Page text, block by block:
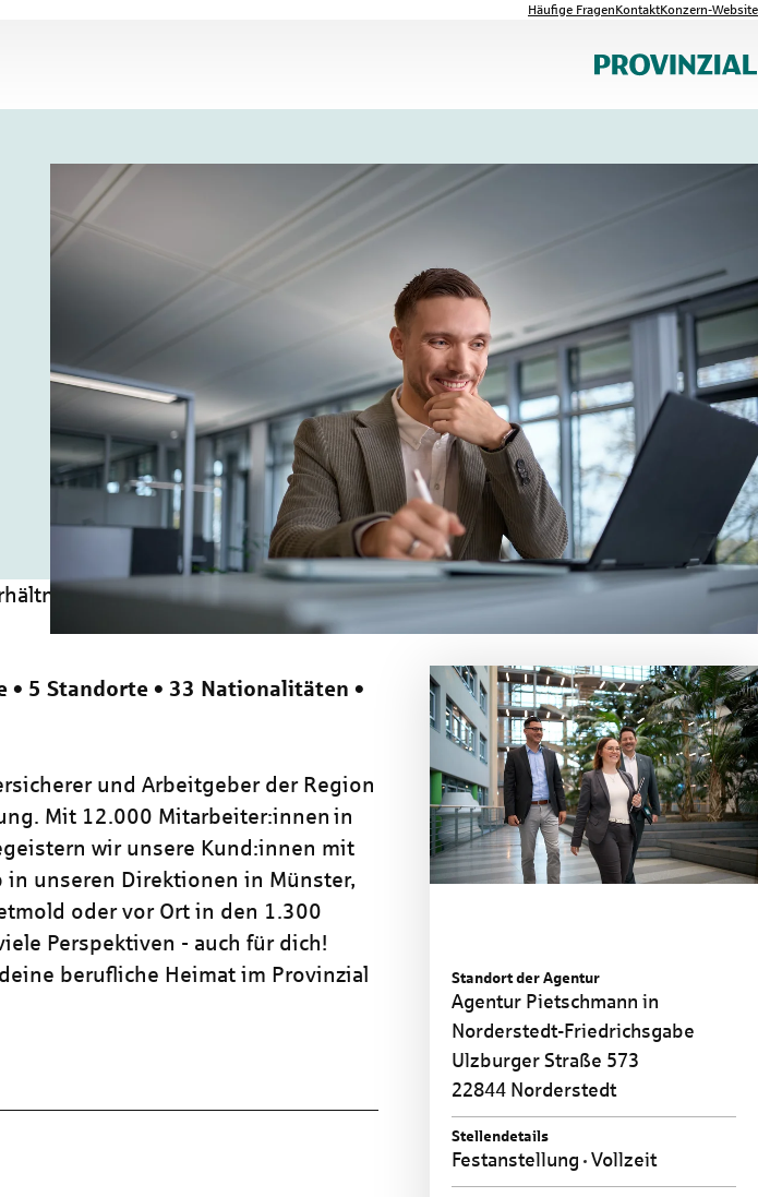
Häufige FragenKontaktKonzern-Website
Standort der Agentur
Agentur Pietschmann in
Norderstedt-Friedrichsgabe
Ulzburger Straße 573
22844 Norderstedt
Stellendetails
Festanstellung Vollzeit
• 5 Standorte • 33 Nationalitäten •
und Arbeitgeber der Region
Mit 12.000 Mitarbeiter:innen in
wir unsere Kund:innen mit
in unseren Direktionen in Münster,
oder vor Ort in den 1.300
Perspektiven - auch für dich!
berufliche Heimat im Provinzial